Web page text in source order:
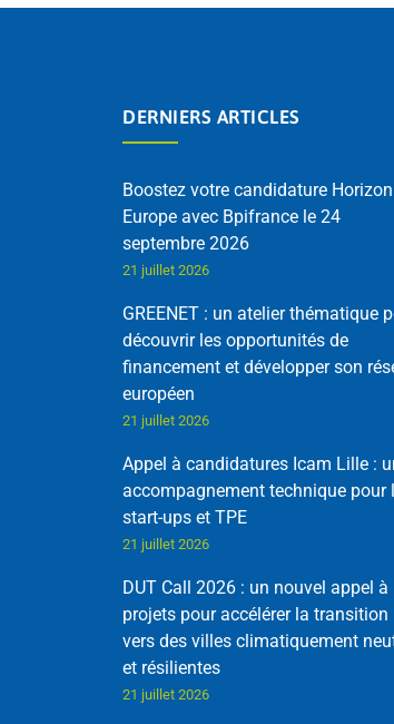
DERNIERS ARTICLES
Boostez votre candidature Horizon
Europe avec Bpifrance le 24
septembre 2026
21 juillet 2026
GREENET : un atelier thématique
découvrir les opportunités de
financement et développer son
européen
21 juillet 2026
Appel à candidatures Icam Lille :
accompagnement technique pour
start-ups et TPE
21 juillet 2026
DUT Call 2026 : un nouvel appel à
projets pour accélérer la transition
vers des villes climatiquement
et résilientes
21 juillet 2026